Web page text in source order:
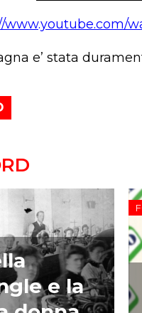
www.youtube.com/
e’ stata
e la